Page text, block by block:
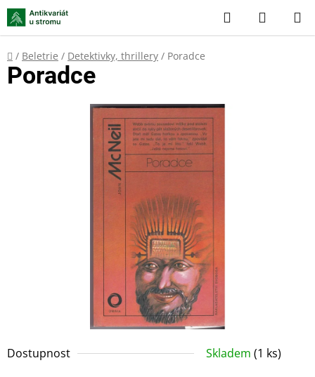
Přejít
na
obsah
Hledat
KOŠÍK
Domů
/ Beletrie / Detektivky, thrillery / Poradce
Dostupnost Skladem (1 ks)
Poradce